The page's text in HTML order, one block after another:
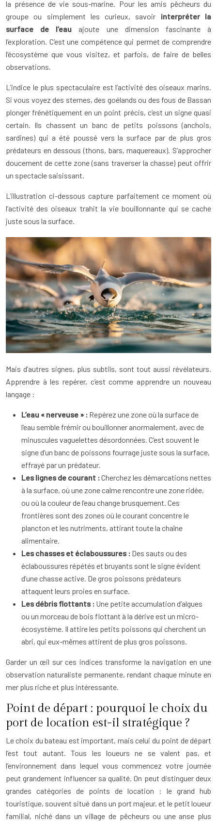
la présence de vie sous-marine. Pour les amis pêcheurs du
groupe ou simplement les curieux, savoir interpréter la
surface de l’eau ajoute une dimension fascinante à
l’exploration. C’est une compétence qui permet de comprendre
l’écosystème que vous visitez, et parfois, de faire de belles
observations.
L’indice le plus spectaculaire est l’activité des oiseaux marins.
Si vous voyez des sternes, des goélands ou des fous de Bassan
plonger frénétiquement en un point précis, c’est un signe quasi
certain. Ils chassent un banc de petits poissons (anchois,
sardines) qui a été poussé vers la surface par de plus gros
prédateurs en dessous (thons, bars, maquereaux). S’approcher
doucement de cette zone (sans traverser la chasse) peut offrir
un spectacle saisissant.
L’illustration ci-dessous capture parfaitement ce moment où
l’activité des oiseaux trahit la vie bouillonnante qui se cache
juste sous la surface.
Mais d’autres signes, plus subtils, sont tout aussi révélateurs.
Apprendre à les repérer, c’est comme apprendre un nouveau
langage :
L’eau « nerveuse » : Repérez une zone où la surface de
l’eau semble frémir ou bouillonner anormalement, avec de
minuscules vaguelettes désordonnées. C’est souvent le
signe d’un banc de poissons fourrage juste sous la surface,
effrayé par un prédateur.
Les lignes de courant :Cherchez les démarcations nettes
à la surface, où une zone calme rencontre une zone ridée,
ou où la couleur de l’eau change brusquement. Ces
frontières sont des zones où le courant concentre le
plancton et les nutriments, attirant toute la chaîne
alimentaire.
Les chasses et éclaboussures : Des sauts ou des
éclaboussures répétés et bruyants sont le signe évident
d’une chasse active. De gros poissons prédateurs
attaquent leurs proies en surface.
Les débris flottants : Une petite accumulation d’algues
ou un morceau de bois flottant à la dérive est un micro-
écosystème. Il attire les petits poissons qui cherchent un
abri, qui eux-mêmes attirent de plus gros poissons.
Garder un œil sur ces indices transforme la navigation en une
observation naturaliste permanente, rendant chaque minute en
mer plus riche et plus intéressante.
Point de départ : pourquoi le choix du
port de location est-il stratégique ?
Le choix du bateau est important, mais celui du point de départ
l’est tout autant. Tous les loueurs ne se valent pas, et
l’environnement dans lequel vous commencez votre journée
peut grandement influencer sa qualité. On peut distinguer deux
grandes catégories de points de location : le grand hub
touristique, souvent situé dans un port majeur, et le petit loueur
familial, niché dans un village de pêcheurs ou une anse plus